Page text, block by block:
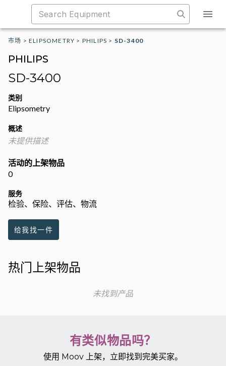
市场 >ELIPSOMETRY > PHILIPS > SD-3400
PHILIPS
SD-3400
类别
Elipsometry
概述
未提供描述
活动的上架物品
0
服务
检验、保险、评估、物流
给我找一件
热门上架物品
未找到产品
有类似物品吗？
使用 Moov 上架，立即找到完美买家。